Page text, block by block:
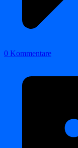
0 Kommentare